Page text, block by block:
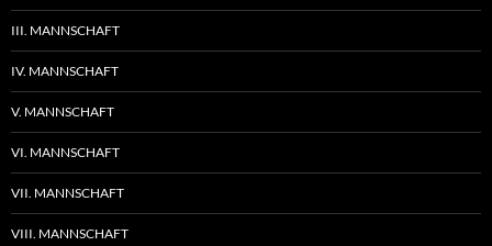
III. MANNSCHAFT
IV. MANNSCHAFT
V. MANNSCHAFT
VI. MANNSCHAFT
VII. MANNSCHAFT
VIII. MANNSCHAFT